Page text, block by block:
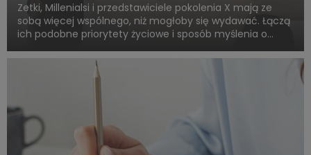
Zetki, Millenialsi i przedstawiciele pokolenia X mają ze
sobą więcej wspólnego, niż mogłoby się wydawać. Łączą
ich podobne priorytety życiowe i sposób myślenia o
dojrzałości życiowej decydują przede wszystkim: